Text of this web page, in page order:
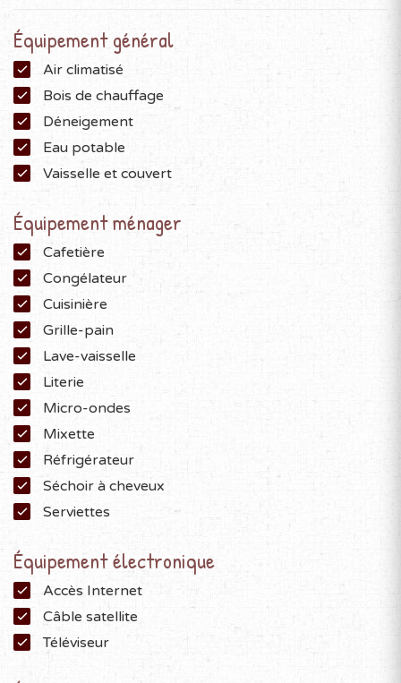
Équipement général
Air climatisé
Bois de chauffage
Déneigement
Eau potable
Vaisselle et couvert
Équipement ménager
Cafetière
Congélateur
Cuisinière
Grille-pain
Lave-vaisselle
Literie
Micro-ondes
Mixette
Réfrigérateur
Séchoir à cheveux
Serviettes
Équipement électronique
Accès Internet
Câble satellite
Téléviseur